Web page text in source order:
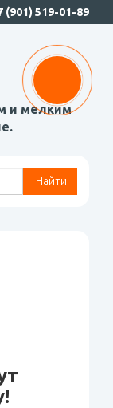
(901) 519-01-89
и мелким
Найти